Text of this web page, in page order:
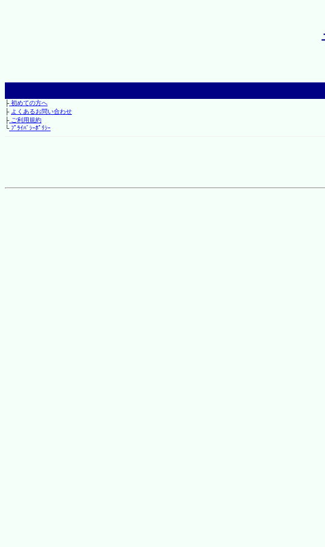
├初めての方へ
├ よくあるお問い合わせ
├ご利用規約
└ﾌﾟﾗｲﾊﾞｼｰﾎﾟﾘｼｰ